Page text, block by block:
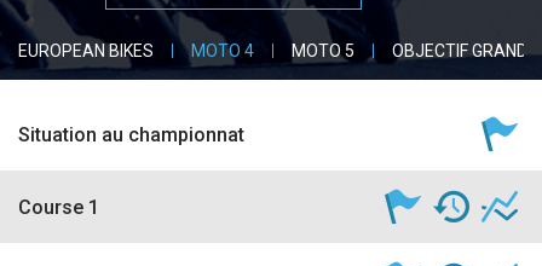
accéder à la billetterie
EUROPEAN BIKES MOTO 4 MOTO 5 OBJECTIF GRAND
Situation au championnat
Course 1